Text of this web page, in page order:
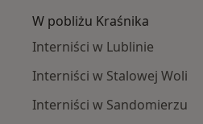
W pobliżu Kraśnika
Interniści w Lublinie
Interniści w Stalowej Woli
Interniści w Sandomierzu